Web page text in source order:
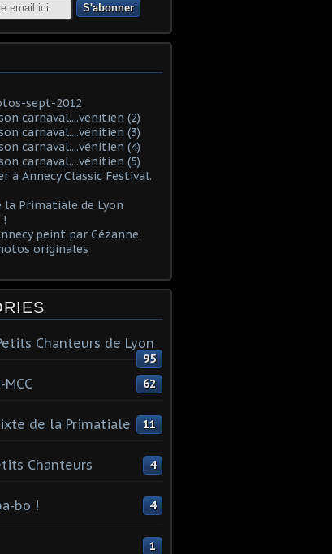
sept-2012
carnaval....vénitien (2)
carnaval....vénitien (3)
carnaval....vénitien (4)
carnaval....vénitien (5)
à Annecy Classic Festival.
la Primatiale de Lyon
peint par Cézanne.
originales
Chanteurs de Lyon
95
62
de la Primatiale 11
Chanteurs 4
bo ! 4
1